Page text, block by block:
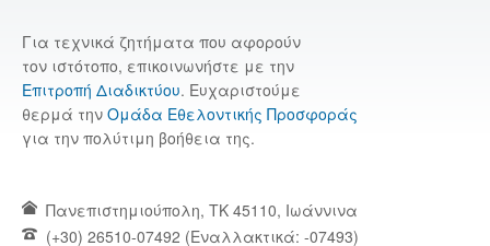
Για τεχνικά ζητήματα που αφορούν
τον ιστότοπο, επικοινωνήστε με την
Επιτροπή Διαδικτύου. Ευχαριστούμε
θερμά την Ομάδα Εθελοντικής Προσφοράς
για την πολύτιμη βοήθεια της.
Πανεπιστημιούπολη, TK 45110, Ιωάννινα
(+30) 26510-07492 (Εναλλακτικά: -07493)